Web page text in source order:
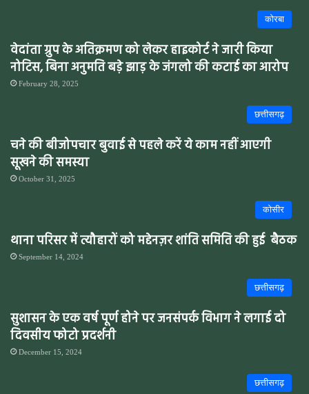
कोरबा
वेदांता ग्रुप के अतिक्रमण को लेकर हाइकोर्ट ने जारी किया
नोटिस, बिना अनुमति बड़े झाड़ के जंगलो की कटाई का आरोप
February 28, 2025
छत्तीसगढ़
चने की बीजोपचार बुवाई से पहले करें ये काम नहीं आएगी
सूखने की समस्या
October 31, 2025
कोसीर
थाना परिसर में त्यौहारों को मद्देनज़र शांति समिति की हुई बैठक
September 14, 2024
छत्तीसगढ़
सुशासन के एक वर्ष पूर्ण होने पर जनसंपर्क विभाग ने लगाई दो
दिवसीय फोटो प्रदर्शनी
December 15, 2024
छत्तीसगढ़